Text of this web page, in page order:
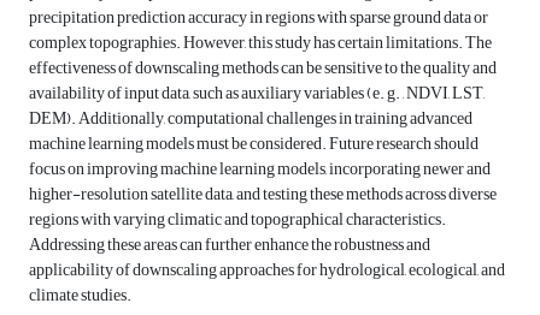
precipitation prediction accuracy in regions with sparse ground data or
complex topographies. However, this study has certain limitations. The
effectiveness of downscaling methods can be sensitive to the quality and
availability of input data, such as auxiliary variables (e. g. , NDVI, LST,
DEM). Additionally, computational challenges in training advanced
machine learning models must be considered. Future research should
focus on improving machine learning models, incorporating newer and
higher-resolution satellite data, and testing these methods across diverse
regions with varying climatic and topographical characteristics.
Addressing these areas can further enhance the robustness and
applicability of downscaling approaches for hydrological, ecological, and
climate studies.